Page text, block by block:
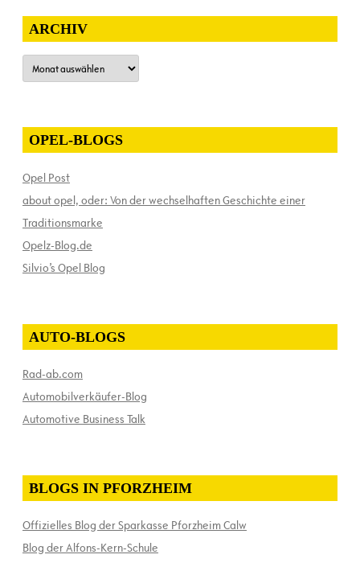
ARCHIV
Archiv
OPEL-BLOGS
Opel Post
about opel, oder: Von der wechselhaften Geschichte einer
Traditionsmarke
Opelz-Blog.de
Silvio’s Opel Blog
AUTO-BLOGS
Rad-ab.com
Automobilverkäufer-Blog
Automotive Business Talk
BLOGS IN PFORZHEIM
Offizielles Blog der Sparkasse Pforzheim Calw
Blog der Alfons-Kern-Schule